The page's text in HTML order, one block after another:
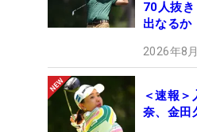
70人抜
出なるか
2026年8
＜速報
奈、金田